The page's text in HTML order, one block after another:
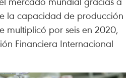
la capacidad de producción
multiplicó por seis en 2020,
Financiera Internacional